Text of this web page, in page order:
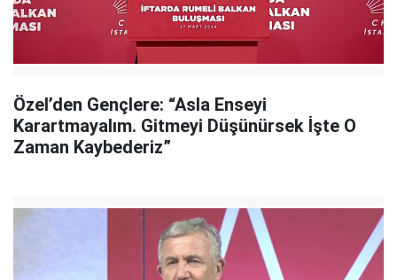
Özel’den Gençlere: “Asla Enseyi
Karartmayalım. Gitmeyi Düşünürsek İşte O
Zaman Kaybederiz”